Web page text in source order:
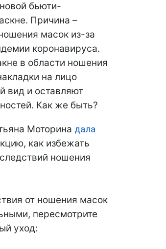
бьюти-
Причина –
масок из-за
коронавируса.
в области ношения
на лицо
вид и оставляют
Как же быть?
Моторина дала
как избежать
ношения
от ношения масок
пересмотрите
уход: